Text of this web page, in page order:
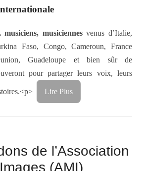
musiciens, musiciennesvenus d’Italie,
Faso, Congo, Cameroun, France
Guadeloupe et bien sûr de
pour partager leurs voix, leurs
Lire Plus
de l’Association
(AMI)